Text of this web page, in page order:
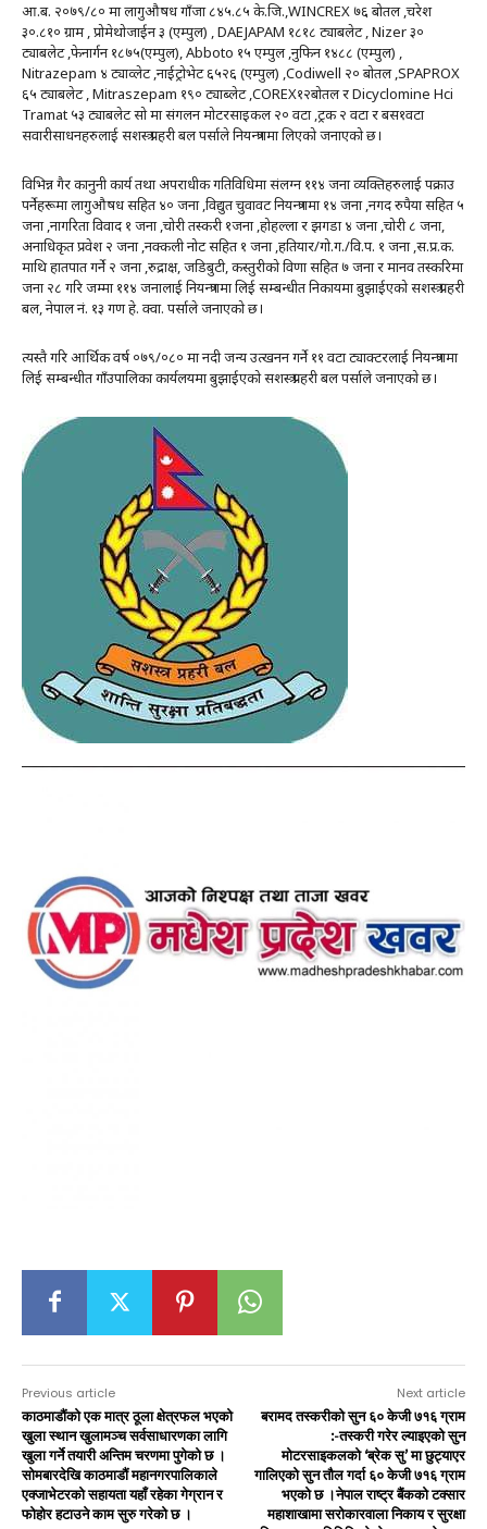
आ.ब. २०७९/८० मा लागुऔषध गाँजा ८४५.८५ के.जि.,WINCREX ७६ बोतल ,चरेश
३०.८१० ग्राम , प्रोमेथोजाईन ३ (एम्पुल) , DAEJAPAM १८१८ ट्याबलेट , Nizer ३०
ट्याबलेट ,फेनार्गन १८७५(एम्पुल), Abboto १५ एम्पुल ,नुफिन १४८८ (एम्पुल) ,
Nitrazepam ४ ट्याव्लेट ,नाईट्रोभेट ६५२६ (एम्पुल) ,Codiwell २० बोतल ,SPAPROX
६५ ट्याबलेट , Mitraszepam १९० ट्याब्लेट ,COREX१२बोतल र Dicyclomine Hci
Tramat ५३ ट्याबलेट सो मा संगलन मोटरसाइकल २० वटा ,ट्रक २ वटा र बस१वटा
सवारीसाधनहरुलाई सशस्त्र प्रहरी बल पर्साले नियन्त्रणमा लिएको जनाएको छ।
विभिन्न गैर कानुनी कार्य तथा अपराधीक गतिविधिमा संलग्न ११४ जना व्यक्तिहरुलाई पक्राउ
पर्नेहरूमा लागुऔषध सहित ४० जना ,विद्युत चुवावट नियन्त्रणमा १४ जना ,नगद रुपैया सहित ५
जना ,नागरिता विवाद १ जना ,चोरी तस्करी १जना ,होहल्ला र झगडा ४ जना ,चोरी ८ जना,
अनाधिकृत प्रवेश २ जना ,नक्कली नोट सहित १ जना ,हतियार/गो.ग./वि.प. १ जना ,स.प्र.क.
माथि हातपात गर्ने २ जना ,रुद्राक्ष, जडिबुटी, कस्तुरीको विणा सहित ७ जना र मानव तस्करिमा
जना २८ गरि जम्मा ११४ जनालाई नियन्त्रणमा लिई सम्बन्धीत निकायमा बुझाईएको सशस्त्र प्रहरी
बल, नेपाल नं. १३ गण हे. क्वा. पर्साले जनाएको छ।
त्यस्तै गरि आर्थिक वर्ष ०७९/०८० मा नदी जन्य उत्खनन गर्ने ११ वटा ट्याक्टरलाई नियन्त्रणमा
लिई सम्बन्धीत गाँउपालिका कार्यलयमा बुझाईएको सशस्त्र प्रहरी बल पर्साले जनाएको छ।
Previous article
काठमाडौंकाे एक मात्र ठूला क्षेत्रफल भएको
खुला स्थान खुलामञ्च सर्वसाधारणका लागि
खुला गर्ने तयारी अन्तिम चरणमा पुगेको छ ।
सोमबारदेखि काठमाडौं महानगरपालिकाले
एक्जाभेटरको सहायता यहाँ रहेका गेग्रान र
फोहोर हटाउने काम सुरु गरेको छ ।
Next article
बरामद तस्करीको सुन ६० केजी ७१६ ग्राम
:-तस्करी गरेर ल्याइएको सुन
मोटरसाइकलको ‘ब्रेक सु’ मा छुट्याएर
गालिएको सुन तौल गर्दा ६० केजी ७१६ ग्राम
भएको छ ।नेपाल राष्ट्र बैंकको टक्सार
महाशाखामा सरोकारवाला निकाय र सुरक्षा